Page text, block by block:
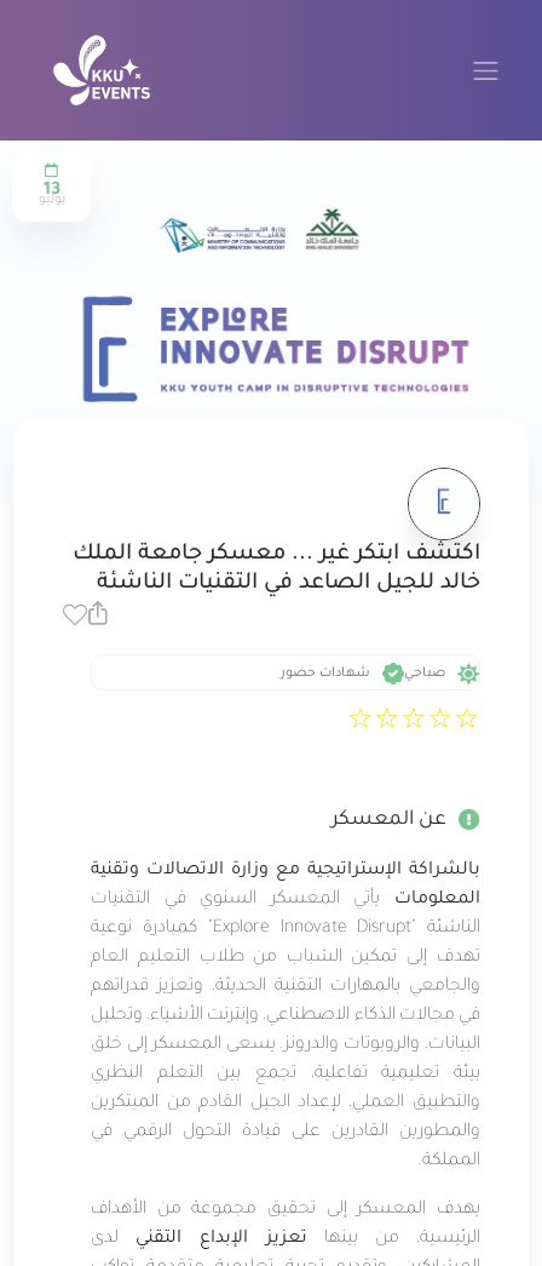
13
يوليو
اكتشف ابتكر غير ... معسكر جامعة الملك
خالد للجيل الصاعد في التقنيات الناشئة
صباحي شهادات حضور
☆☆☆☆☆
عن المعسكر
بالشراكة الإستراتيجية مع وزارة الاتصالات وتقنية
المعلومات يأتي المعسكر السنوي في التقنيات
الناشئة "Explore Innovate Disrupt" كمبادرة نوعية
تهدف إلى تمكين الشباب من طلاب التعليم العام
والجامعي بالمهارات التقنية الحديثة، وتعزيز قدراتهم
في مجالات الذكاء الاصطناعي، وإنترنت الأشياء، وتحليل
البيانات، والروبوتات والدرونز. يسعى المعسكر إلى خلق
بيئة تعليمية تفاعلية، تجمع بين التعلم النظري
والتطبيق العملي، لإعداد الجيل القادم من المبتكرين
والمطورين القادرين على قيادة التحول الرقمي في
المملكة.
يهدف المعسكر إلى تحقيق مجموعة من الأهداف
الرئيسية، من بينها تعزيز الإبداع التقني لدى